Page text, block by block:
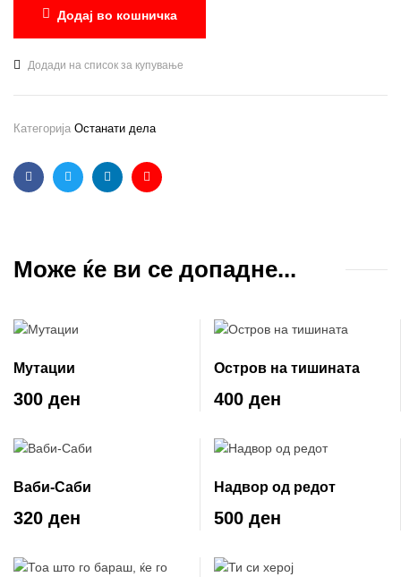
Додај во кошничка
Додади на список за купување
Категорија Останати дела
FacebookTwitterLinkedinEmail
Може ќе ви се допадне...
Мутации
300 ден
Остров на тишината
400 ден
Ваби-Саби
320 ден
Надвор од редот
500 ден